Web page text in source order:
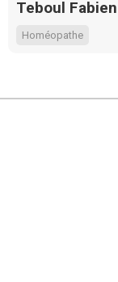
Teboul Fabien
Homéopathe